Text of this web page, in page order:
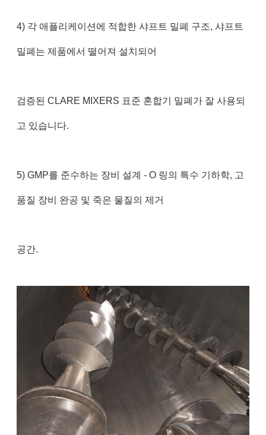
4) 각 애플리케이션에 적합한 샤프트 밀폐 구조, 샤프트
밀폐는 제품에서 떨어져 설치되어
검증된 CLARE MIXERS 표준 혼합기 밀폐가 잘 사용되
고 있습니다.
5) GMP를 준수하는 장비 설계 - O 링의 특수 기하학, 고
품질 장비 완공 및 죽은 물질의 제거
공간.